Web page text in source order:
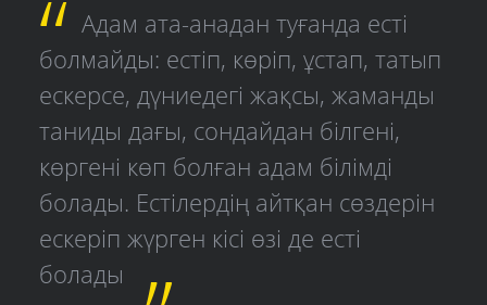
Адам ата-анадан туғанда есті
болмайды: естіп, көріп, ұстап, татып
ескерсе, дүниедегі жақсы, жаманды
таниды дағы, сондайдан білгені,
көргені көп болған адам білімді
болады. Естілердің айтқан сөздерін
ескеріп жүрген кісі өзі де есті
болады